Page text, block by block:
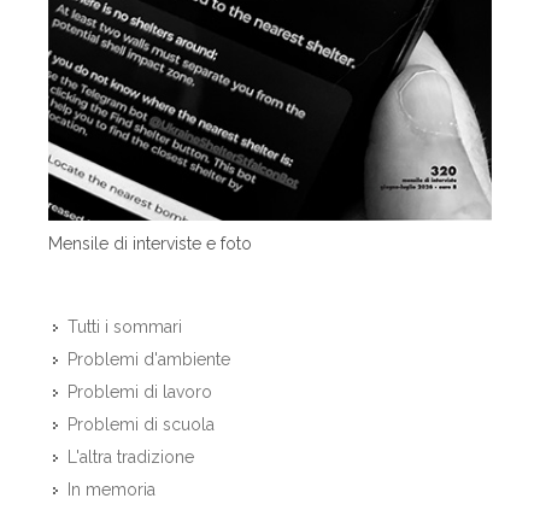
Mensile di interviste e foto
Tutti i sommari
Problemi d'ambiente
Problemi di lavoro
Problemi di scuola
L'altra tradizione
In memoria